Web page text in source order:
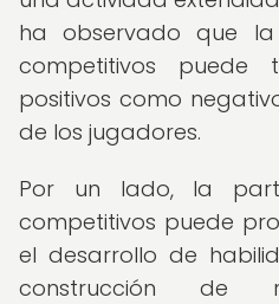
ha observado que
competitivos puede
positivos como
de los jugadores.
Por un lado, la
competitivos puede
el desarrollo de
construcción de